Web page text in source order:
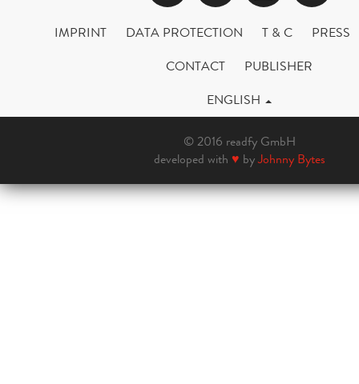
IMPRINT DATA PROTECTION T & C
PRESS
CONTACT
PUBLISHER
ENGLISH
© 2016 readfy GmbH
developed with ♥ byJohnny Bytes